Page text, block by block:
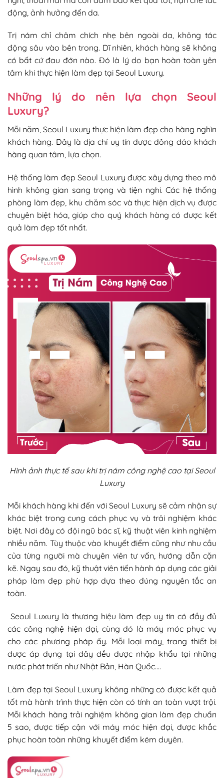
động, ảnh hưởng đến da.
Trị nám chỉ châm chích nhẹ bên ngoài da, không tác
động sâu vào bên trong. Dĩ nhiên, khách hàng sẽ không
có bất cứ đau đớn nào. Đó là lý do bạn hoàn toàn yên
tâm khi thực hiện làm đẹp tại Seoul Luxury.
Những lý do nên lựa chọn Seoul
Luxury?
Mỗi năm, Seoul Luxury thực hiện làm đẹp cho hàng nghìn
khách hàng. Đây là địa chỉ uy tín được đông đảo khách
hàng quan tâm, lựa chọn.
Hệ thống làm đẹp Seoul Luxury được xây dựng theo mô
hình không gian sang trọng và tiện nghi. Các hệ thống
phòng làm đẹp, khu chăm sóc và thực hiện dịch vụ được
chuyên biệt hóa, giúp cho quý khách hàng có được kết
quả làm đẹp tốt nhất.
Hình ảnh thực tế sau khi trị nám công nghệ cao tại Seoul
Luxury
Mỗi khách hàng khi đến với Seoul Luxury sẽ cảm nhận sự
khác biệt trong cung cách phục vụ và trải nghiệm khác
biệt. Nơi đây có đội ngũ bác sĩ, kỹ thuật viên kinh nghiệm
nhiều năm. Tùy thuộc vào khuyết điểm cũng như nhu cầu
của từng người mà chuyên viên tư vấn, hướng dẫn cặn
kẽ. Ngay sau đó, kỹ thuật viên tiến hành áp dụng các giải
pháp làm đẹp phù hợp dựa theo đúng nguyên tắc an
toàn.
Seoul Luxury là thương hiệu làm đẹp uy tín có đầy đủ
các công nghệ hiện đại, cùng đó là máy móc phục vụ
cho các phương pháp ấy. Mỗi loại máy, trang thiết bị
được áp dụng tại đây đều được nhập khẩu tại những
nước phát triển như Nhật Bản, Hàn Quốc….
Làm đẹp tại Seoul Luxury không những có được kết quả
tốt mà hành trình thực hiện còn có tính an toàn vượt trội.
Mỗi khách hàng trải nghiệm không gian làm đẹp chuẩn
5 sao, được tiếp cận với máy móc hiện đại, được khắc
phục hoàn toàn những khuyết điểm kém duyên.